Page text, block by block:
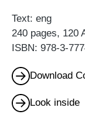
Text: eng
240 pages, 120
ISBN: 978-3-
Download
Look inside